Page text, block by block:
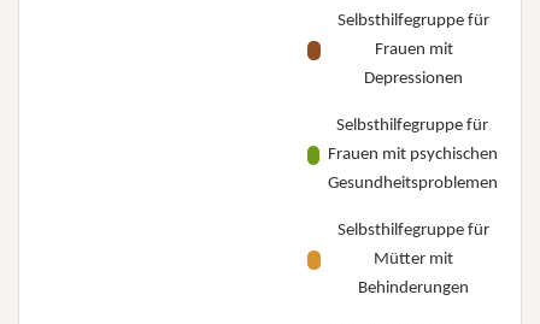
Selbsthilfegruppe für
Frauen mit
Depressionen
Selbsthilfegruppe für
Frauen mit psychischen
Gesundheitsproblemen
Selbsthilfegruppe für
Mütter mit
Behinderungen